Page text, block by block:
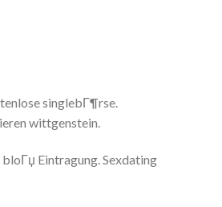
singlebГ¶rse.
wittgenstein.
Eintragung. Sexdating